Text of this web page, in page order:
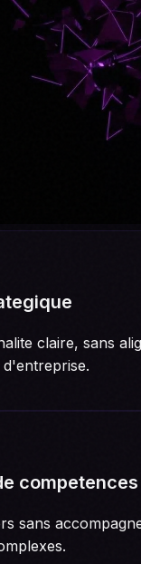
claire, sans
competences
sans